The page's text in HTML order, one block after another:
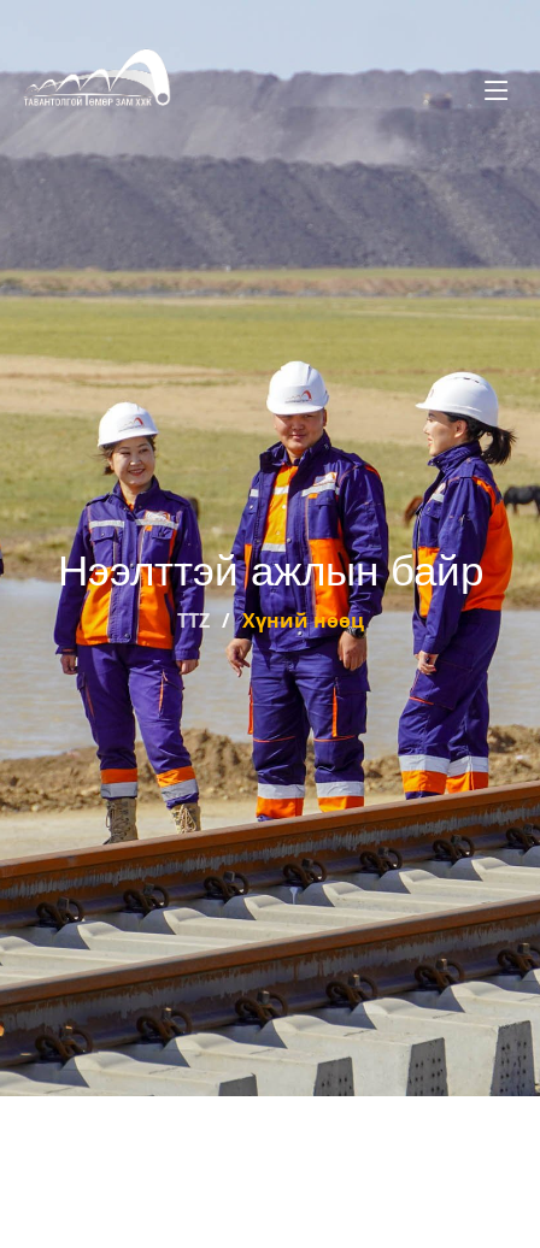
Нээлттэй ажлын байр
TTZ Хүний нөөц